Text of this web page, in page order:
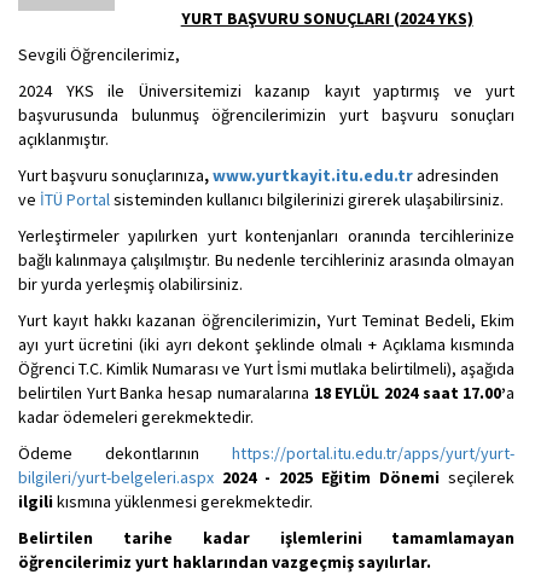
YURT BAŞVURU SONUÇLARI (2024 YKS)
Sevgili Öğrencilerimiz,
2024 YKS ile Üniversitemizi kazanıp kayıt yaptırmış ve yurt
başvurusunda bulunmuş öğrencilerimizin yurt başvuru sonuçları
açıklanmıştır.
Yurt başvuru sonuçlarınıza,www.yurtkayit.itu.edu.tradresinden
ve İTÜ Portalsisteminden kullanıcı bilgilerinizi girerek ulaşabilirsiniz.
Yerleştirmeler yapılırken yurt kontenjanları oranında tercihlerinize
bağlı kalınmaya çalışılmıştır. Bu nedenle tercihleriniz arasında olmayan
bir yurda yerleşmiş olabilirsiniz.
Yurt kayıt hakkı kazanan öğrencilerimizin, Yurt Teminat Bedeli, Ekim
ayı yurt ücretini (iki ayrı dekont şeklinde olmalı + Açıklama kısmında
Öğrenci T.C. Kimlik Numarası ve Yurt İsmi mutlaka belirtilmeli), aşağıda
belirtilen Yurt Banka hesap numaralarına 18 EYLÜL 2024 saat 17.00’a
kadar ödemeleri gerekmektedir.
Ödeme dekontlarınınhttps://portal.itu.edu.tr/apps/yurt/yurt-
bilgileri/yurt-belgeleri.aspx 2024 - 2025 Eğitim Dönemiseçilerek
ilgilikısmına yüklenmesi gerekmektedir.
Belirtilen tarihe kadar işlemlerini tamamlamayan
öğrencilerimiz yurt haklarından vazgeçmiş sayılırlar.